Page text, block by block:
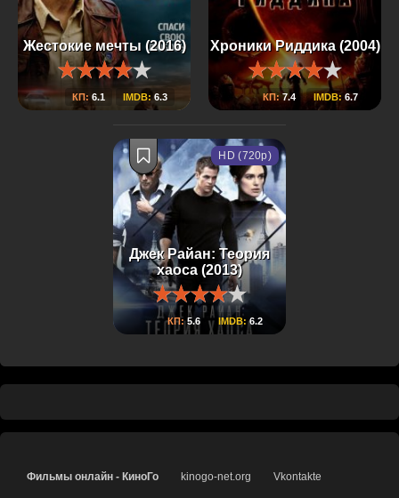
Жестокие мечты (2016)
КП: 6.1 IMDB: 6.3
Хроники Риддика (2004)
КП: 7.4 IMDB: 6.7
Джек Райан: Теория
хаоса (2013)
КП:5.6 IMDB:6.2
HD (720p)
Фильмы онлайн - КиноГо kinogo-net.org Vkontakte